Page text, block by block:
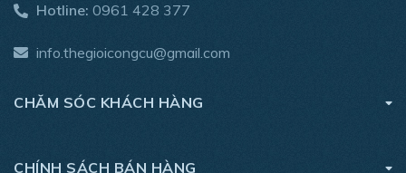
Thùng chứa lên tới 350ml, có thể tháo lắp dễ dàng, tấm
Hotline: 0961 428 377
info.thegioicongcu@gmail.com
CHĂM SÓC KHÁCH HÀNG
CHÍNH SÁCH BÁN HÀNG